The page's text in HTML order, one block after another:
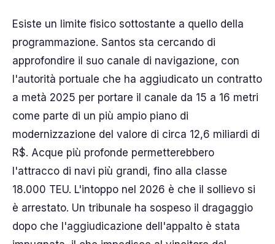
Esiste un limite fisico sottostante a quello della
programmazione. Santos sta cercando di
approfondire il suo canale di navigazione, con
l'autorità portuale che ha aggiudicato un contratto
a metà 2025 per portare il canale da 15 a 16 metri
come parte di un più ampio piano di
modernizzazione del valore di circa 12,6 miliardi di
R$. Acque più profonde permetterebbero
l'attracco di navi più grandi, fino alla classe
18.000 TEU. L'intoppo nel 2026 è che il sollievo si
è arrestato. Un tribunale ha sospeso il dragaggio
dopo che l'aggiudicazione dell'appalto è stata